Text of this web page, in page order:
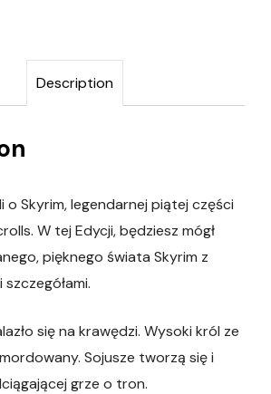
Description
o Skyrim, legendarnej piątej części
W tej Edycji, będziesz mógł
pięknego świata Skyrim z
się na krawędzi. Wysoki król ze
Sojusze tworzą się i
grze o tron.